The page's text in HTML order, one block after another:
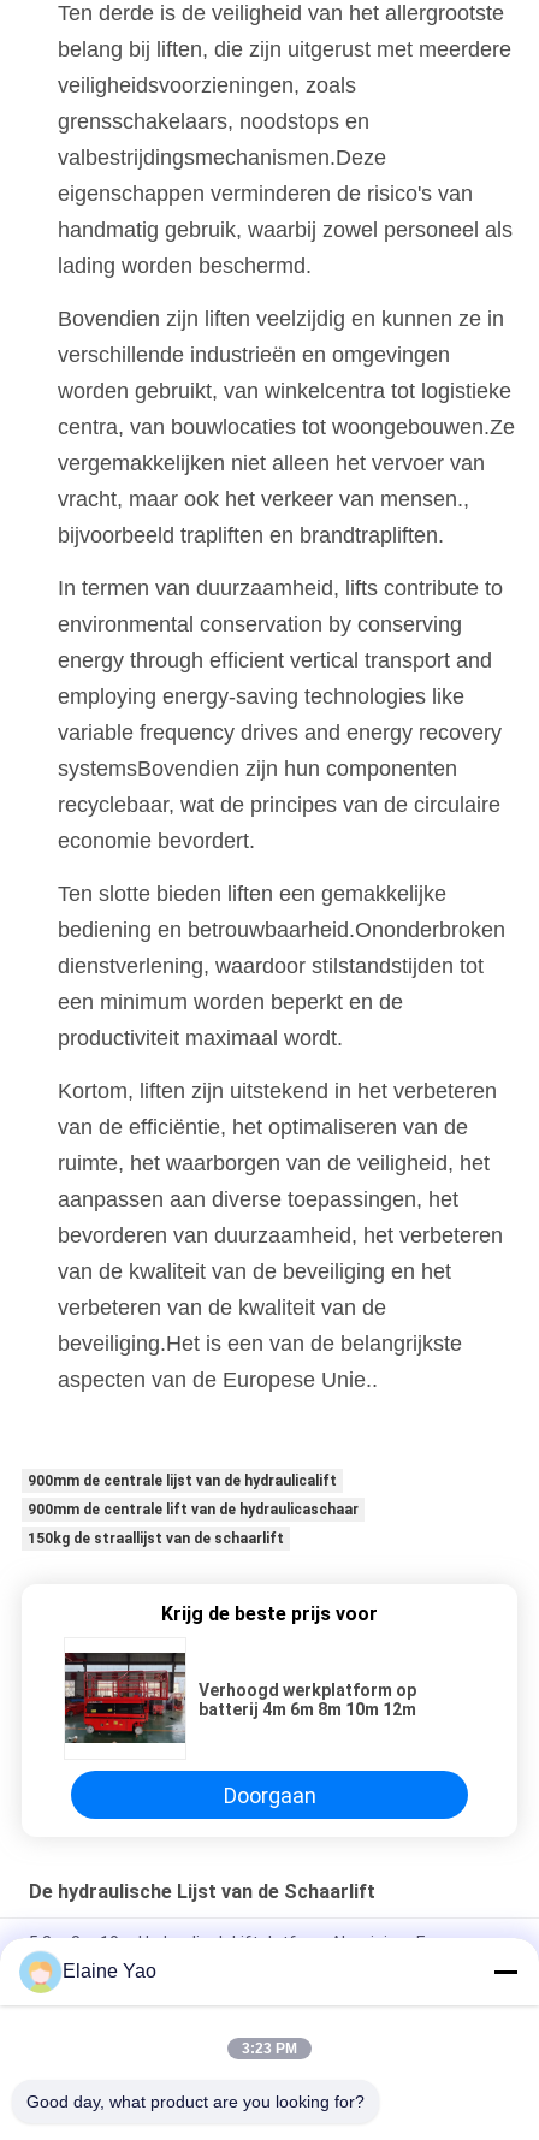
Ten derde is de veiligheid van het allergrootste
belang bij liften, die zijn uitgerust met meerdere
veiligheidsvoorzieningen, zoals
grensschakelaars, noodstops en
valbestrijdingsmechanismen.Deze
eigenschappen verminderen de risico's van
handmatig gebruik, waarbij zowel personeel als
lading worden beschermd.
Bovendien zijn liften veelzijdig en kunnen ze in
verschillende industrieën en omgevingen
worden gebruikt, van winkelcentra tot logistieke
centra, van bouwlocaties tot woongebouwen.Ze
vergemakkelijken niet alleen het vervoer van
vracht, maar ook het verkeer van mensen.,
bijvoorbeeld trapliften en brandtrapliften.
In termen van duurzaamheid, lifts contribute to
environmental conservation by conserving
energy through efficient vertical transport and
employing energy-saving technologies like
variable frequency drives and energy recovery
systemsBovendien zijn hun componenten
recyclebaar, wat de principes van de circulaire
economie bevordert.
Ten slotte bieden liften een gemakkelijke
bediening en betrouwbaarheid.Ononderbroken
dienstverlening, waardoor stilstandstijden tot
een minimum worden beperkt en de
productiviteit maximaal wordt.
Kortom, liften zijn uitstekend in het verbeteren
van de efficiëntie, het optimaliseren van de
ruimte, het waarborgen van de veiligheid, het
aanpassen aan diverse toepassingen, het
bevorderen van duurzaamheid, het verbeteren
van de kwaliteit van de beveiliging en het
verbeteren van de kwaliteit van de
beveiliging.Het is een van de belangrijkste
aspecten van de Europese Unie..
900mm de centrale lijst van de hydraulicalift
900mm de centrale lift van de hydraulicaschaar
150kg de straallijst van de schaarlift
Krijg de beste prijs voor
Verhoogd werkplatform op
batterij 4m 6m 8m 10m 12m
Doorgaan
De hydraulische Lijst van de Schaarlift
5.8m 8m 10m Hydraulisch Liftplatform Aluminium Frame
Luchtwerkplatform
Werkplatform met dubbele masten 8 meter verticale lift
Draagbaar 8-14 m elektrisch zelfrijdend mobiel
Elaine Yao
3:23 PM
Good day, what product are you looking for?